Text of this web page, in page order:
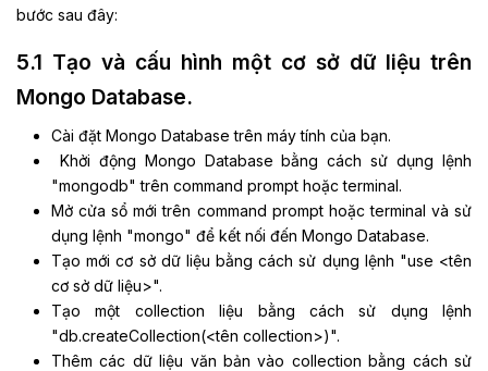
bước sau đây:
5.1 Tạo và cấu hình một cơ sở dữ liệu trên
Mongo Database.
Cài đặt Mongo Database trên máy tính của bạn.
Khởi động Mongo Database bằng cách sử dụng lệnh
"mongodb" trên command prompt hoặc terminal.
Mở cửa sổ mới trên command prompt hoặc terminal và sử
dụng lệnh "mongo" để kết nối đến Mongo Database.
Tạo mới cơ sở dữ liệu bằng cách sử dụng lệnh "use <tên
cơ sở dữ liệu>".
Tạo một collection liệu bằng cách sử dụng lệnh
"db.createCollection(<tên collection>)".
Thêm các dữ liệu văn bản vào collection bằng cách sử